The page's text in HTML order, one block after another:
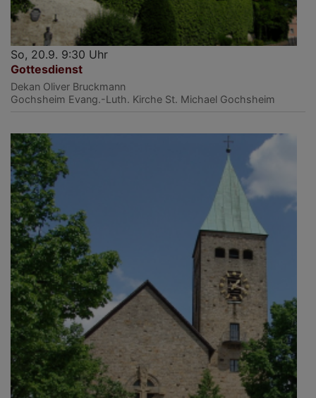
So, 20.9. 9:30 Uhr
Gottesdienst
Dekan Oliver Bruckmann
Gochsheim Evang.-Luth. Kirche St. Michael Gochsheim